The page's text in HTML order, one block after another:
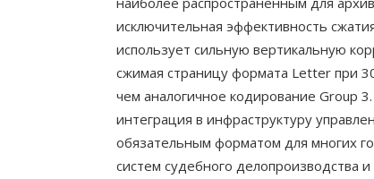
исключительная эффективность
использует сильную вертикальную
сжимая страницу формата Letter при
чем аналогичное кодирование Group
интеграция в инфраструктуру
обязательным форматом для многих
систем судебного делопроизводства